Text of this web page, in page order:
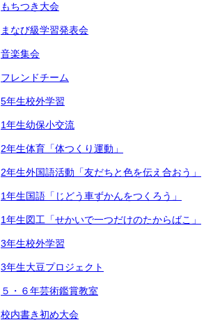
もちつき大会
まなび級学習発表会
音楽集会
フレンドチーム
5年生校外学習
1年生幼保小交流
2年生体育「体つくり運動」
2年生外国語活動「友だちと色を伝え合おう」
1年生国語「じどう車ずかんをつくろう」
1年生図工「せかいで一つだけのたからばこ」
3年生校外学習
3年生大豆プロジェクト
５・６年芸術鑑賞教室
校内書き初め大会